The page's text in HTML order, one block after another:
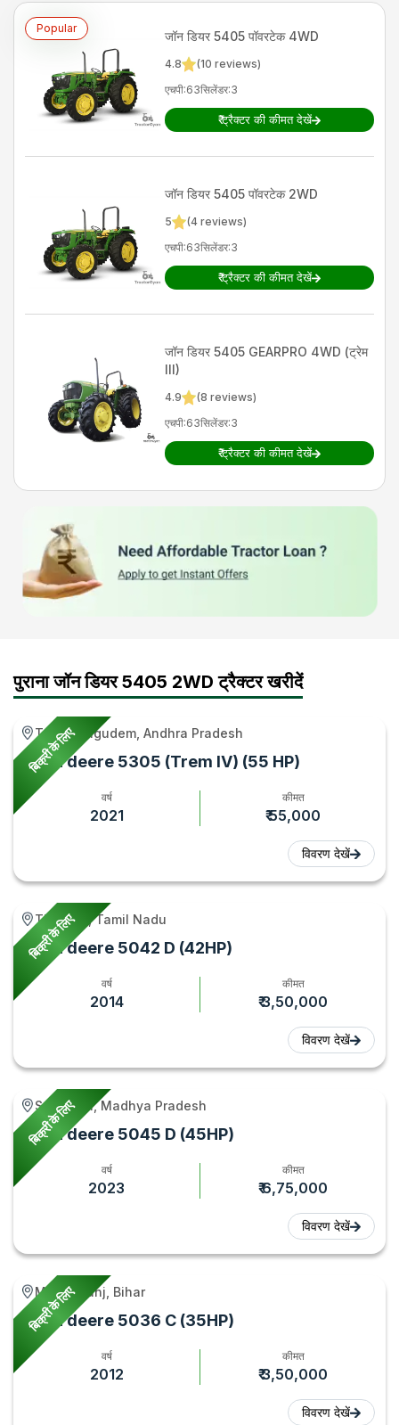
Popular
जॉन डियर 5405 पॉवरटेक 4WD
4.8 (10 reviews)
एचपी:63सिलेंडर:3
₹ट्रैक्टर की कीमत देखें
जॉन डियर 5405 पॉवरटेक 2WD
5 (4reviews)
एचपी:63सिलेंडर:3
₹ट्रैक्टर की कीमत देखें
जॉन डियर 5405 GEARPRO 4WD (ट्रेम
III)
4.9 (8 reviews)
एचपी:63सिलेंडर:3
₹ट्रैक्टर की कीमत देखें
पुराना जॉन डियर 5405 2WD ट्रैक्टर खरीदें
बिक्री के लिए
Tadepalligudem, Andhra Pradesh
John deere 5305 (Trem IV) (55 HP)
वर्ष
2021
कीमत
₹ 55,000
विवरण देखें
बिक्री के लिए
Tiruttani, Tamil Nadu
John deere 5042 D (42HP)
वर्ष
2014
कीमत
₹ 3,50,000
विवरण देखें
बिक्री के लिए
Sonkatch, Madhya Pradesh
John deere 5045 D (45HP)
वर्ष
2023
कीमत
₹ 6,75,000
विवरण देखें
बिक्री के लिए
Modanganj, Bihar
John deere 5036 C (35HP)
वर्ष
2012
कीमत
₹ 3,50,000
विवरण देखें